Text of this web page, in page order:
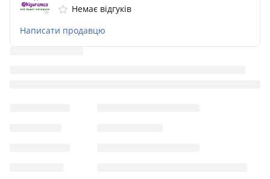
Немає відгуків
Написати продавцю